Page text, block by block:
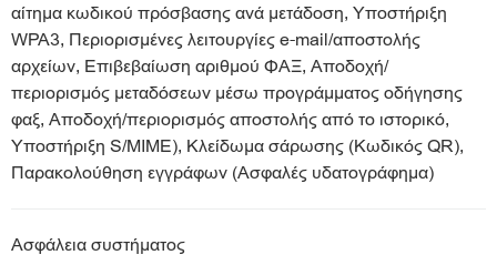
αίτημα κωδικού πρόσβασης ανά μετάδοση, Υποστήριξη
WPA3, Περιορισμένες λειτουργίες e-mail/αποστολής
αρχείων, Επιβεβαίωση αριθμού ΦΑΞ, Αποδοχή/
περιορισμός μεταδόσεων μέσω προγράμματος οδήγησης
φαξ, Αποδοχή/περιορισμός αποστολής από το ιστορικό,
Υποστήριξη S/MIME), Κλείδωμα σάρωσης (Κωδικός QR),
Παρακολούθηση εγγράφων (Ασφαλές υδατογράφημα)
Ασφάλεια συστήματος